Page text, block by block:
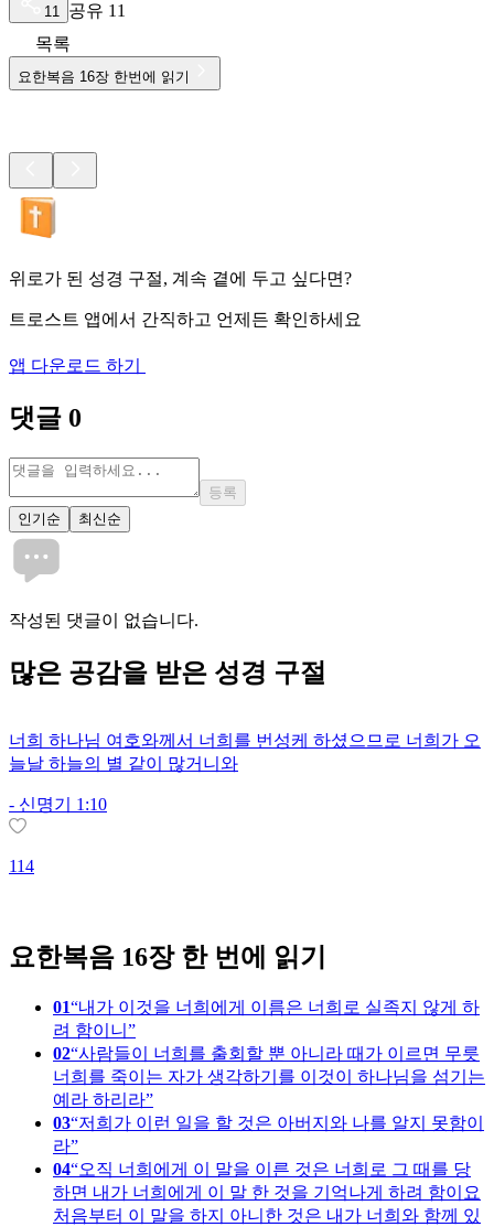
11 공유 11
목록
요한복음 16장 한번에 읽기
위로가 된 성경 구절, 계속 곁에 두고 싶다면?
트로스트 앱에서 간직하고 언제든 확인하세요
앱 다운로드 하기
댓글 0
등록
인기순
최신순
작성된 댓글이 없습니다.
많은 공감을 받은 성경 구절
너희 하나님 여호와께서 너희를 번성케 하셨으므로 너희가 오
늘날 하늘의 별 같이 많거니와
- 신명기 1:10
114
요한복음 16장 한 번에 읽기
01 내가 이것을 너희에게 이름은 너희로 실족지 않게 하
려 함이니
02 사람들이 너희를 출회할 뿐 아니라 때가 이르면 무릇
너희를 죽이는 자가 생각하기를 이것이 하나님을 섬기는
예라 하리라
03 저희가 이런 일을 할 것은 아버지와 나를 알지 못함이
라
04 오직 너희에게 이 말을 이른 것은 너희로 그 때를 당
하면 내가 너희에게 이 말 한 것을 기억나게 하려 함이요
처음부터 이 말을 하지 아니한 것은 내가 너희와 함께 있